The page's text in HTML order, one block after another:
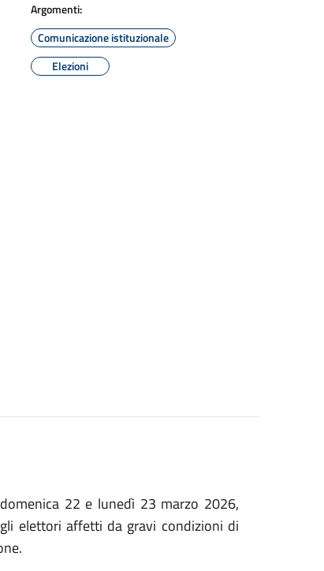
Argomenti:
Comunicazione istituzionale
Elezioni
22 e lunedì 23 marzo 2026,
elettori affetti da gravi condizioni di